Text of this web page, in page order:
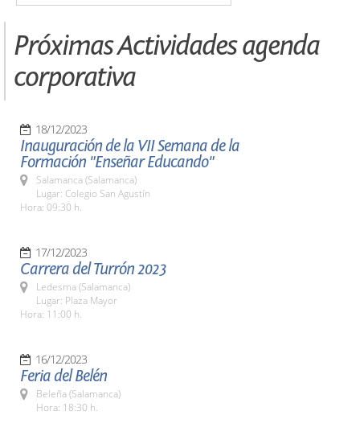
Próximas Actividades agenda
corporativa
18/12/2023
Inauguración de la VII Semana de la
Formación "Enseñar Educando"
Salamanca (Salamanca)
Lugar: Colegio San Agustín
Hora: 09:30 h.
17/12/2023
Carrera del Turrón 2023
Ledesma (Salamanca)
Lugar: Plaza Mayor
Hora: 11:00 h.
16/12/2023
Feria del Belén
Beleña (Salamanca)
Hora: 18:30 h.